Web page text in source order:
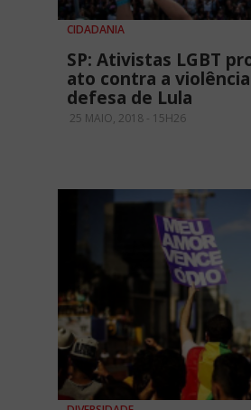
CIDADANIA
SP: Ativistas LGBT
ato contra a
defesa de Lula
25 MAIO, 2018 - 15H26